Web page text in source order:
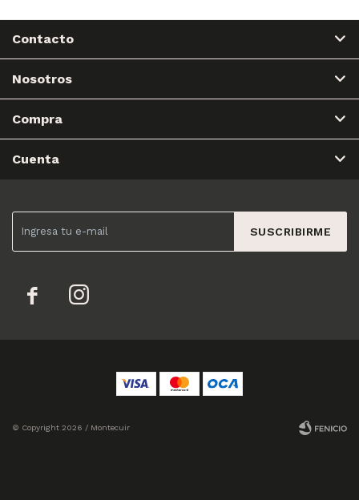
SUSCRIBIRME
 
Contacto
Nosotros
Compra
Cuenta
© Copyright 2026 / Montecuir